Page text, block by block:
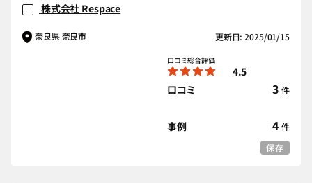
株式会社 Respace
奈良県 奈良市 更新日: 2025/01/15
口コミ総合評価
4.5
口コミ
3 件
事例 4 件
保存